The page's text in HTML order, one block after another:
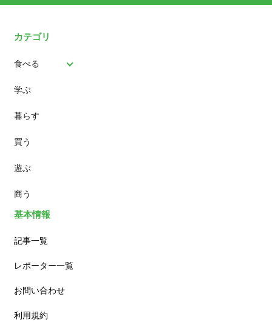
カテゴリ
食べる
パン
スイーツ
ランチ
カフェ
学ぶ
暮らす
買う
遊ぶ
商う
基本情報
記事一覧
レポーター一覧
お問い合わせ
利用規約